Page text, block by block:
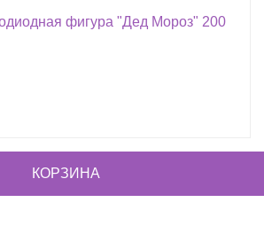
фигура "Дед Мороз" 200
КОРЗИНА